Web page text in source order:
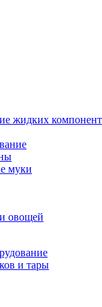
жидких
муки
овощей
и тары